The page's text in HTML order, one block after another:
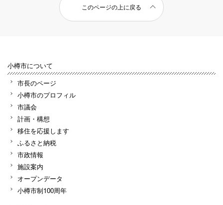
このページの上に戻る
小樽市について
市長のページ
小樽市のプロフィル
市議会
計画・構想
移住を応援します
ふるさと納税
市政情報
施設案内
オープンデータ
小樽市制100周年